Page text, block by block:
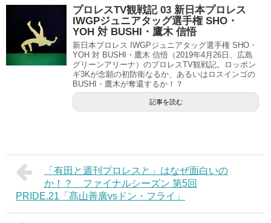
プロレスTV観戦記 03 新日本プロレス
IWGPジュニアタッグ選手権 SHO・
YOH 対 BUSHI・鷹木 信悟
新日本プロレス IWGPジュニアタッグ選手権 SHO・
YOH 対 BUSHI・鷹木 信悟（2019年4月26日、広島
グリーンアリーナ）のプロレスTV観戦記。ロッポン
ギ3Kが念願の初防衛なるか、あるいはロスインゴの
BUSHI・鷹木が奪還するか！？
記事を読む
「有田と週刊プロレスと」はなぜ面白いの
か！？ ファイナルシーズン 第5回
PRIDE.21「髙山善廣vsドン・フライ」